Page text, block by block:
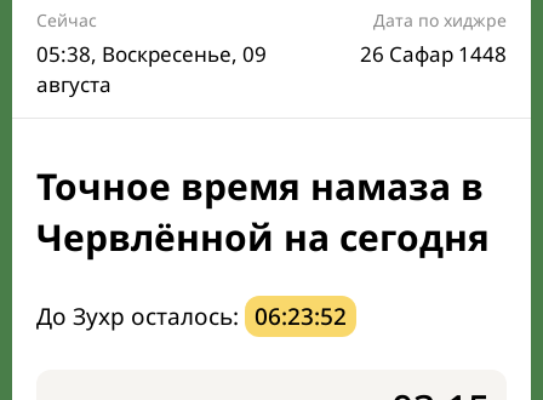
Расписание на месяц
Время Сухура и Ифтара на сегодня
Календарь рамадана
Направление киблы
Сейчас
05:38, Воскресенье, 09
августа
Дата по хиджре
26 Сафар 1448
Точное время намаза в
Червлённой на сегодня
До Зухр осталось: 06:23:51